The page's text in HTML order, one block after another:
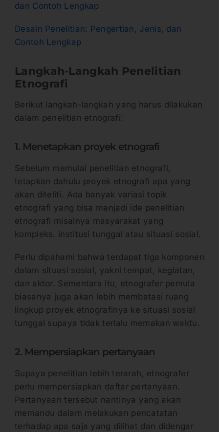
dan Contoh Lengkap
Desain Penelitian: Pengertian, Jenis, dan
Contoh Lengkap
Langkah-Langkah Penelitian
Etnografi
Berikut langkah-langkah yang harus dilakukan
dalam penelitian etnografi:
1. Menetapkan proyek etnografi
Sebelum memulai penelitian etnografi,
tetapkan dahulu proyek etnografi apa yang
akan diteliti. Ada banyak variasi topik
etnografi yang bisa menjadi ide penelitian
etnografi misalnya masyarakat yang
kompleks. institusi tunggal atau situasi sosial.
Perlu dipahami bahwa terdapat tiga komponen
dalam situasi sosial, yakni tempat, kegiatan,
dan aktor. Sementara itu, etnografer pemula
biasanya juga akan lebih membatasi ruang
lingkup proyek etnografinya ke situasi sosial
tunggal supaya tidak terlalu memakan waktu.
2. Mempersiapkan pertanyaan
Supaya penelitian lebih terarah, etnografer
perlu mempersiapkan daftar pertanyaan.
Pertanyaan tersebut nantinya yang akan
memandu dalam melakukan pencatatan
terhadap apa saja yang dilihat dan didengar